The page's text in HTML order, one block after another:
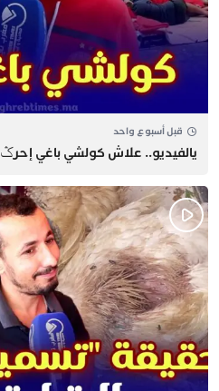
قبل أسبوع واحد
يالفيديو.. علاش كولشي باغي